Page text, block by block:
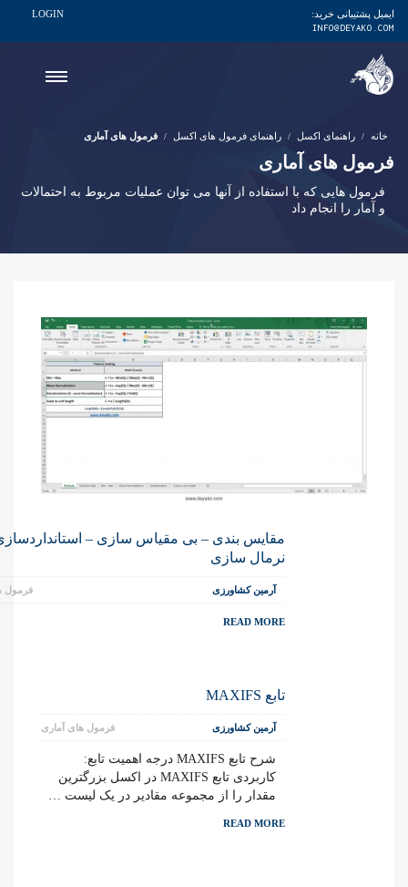
ایمیل پشتیبانی خرید:
INFO@DEYAKO.COM
LOGIN
خانه راهنمای اکسل راهنمای فرمول های اکسل فرمول های آماری
فرمول های آماری
فرمول هایی که با استفاده از آنها می توان عملیات مربوط به احتمالات
و آمار را انجام داد
مقایس بندی – بی مقیاس سازی –
نرمال سازی
فرمول آرمین کشاورزی
READ MORE
تابع MAXIFS
فرمول های آماری آرمین کشاورزی
شرح تابع MAXIFS درجه اهمیت تابع:
کاربردی تابع MAXIFS در اکسل بزرگترین
مقدار را از مجموعه مقادیر در یک لیست …
READ MORE